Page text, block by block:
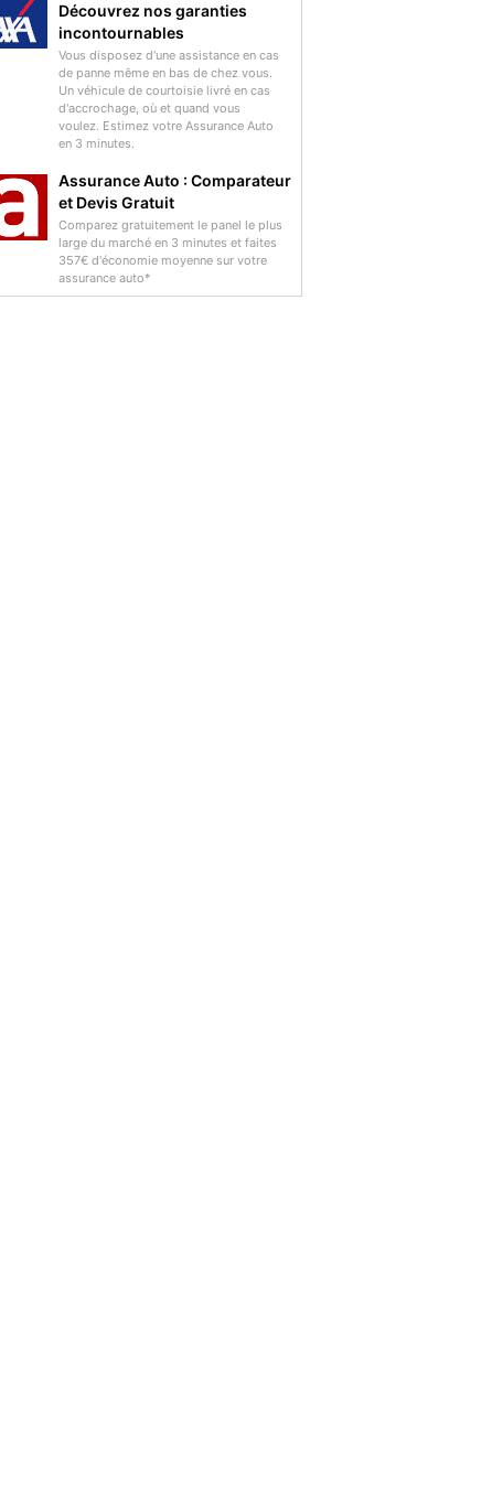
Découvrez nos garanties
incontournables
Vous disposez d'une assistance en cas
de panne même en bas de chez vous.
Un véhicule de courtoisie livré en cas
d'accrochage, où et quand vous
voulez. Estimez votre Assurance Auto
en 3 minutes.
Assurance Auto : Comparateur
et Devis Gratuit
Comparez gratuitement le panel le plus
large du marché en 3 minutes et faites
357€ d'économie moyenne sur votre
assurance auto*